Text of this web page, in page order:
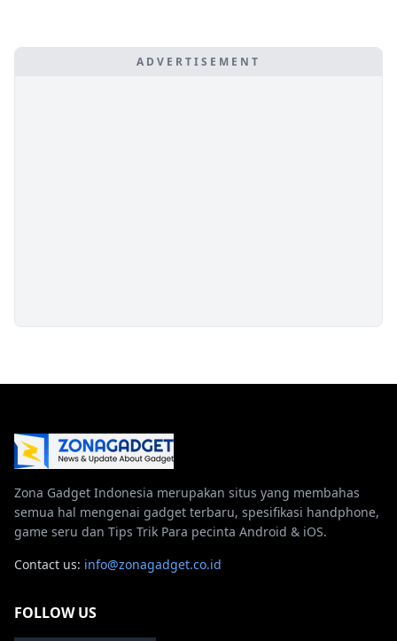
ADVERTISEMENT
Zona Gadget Indonesia merupakan situs yang membahas
semua hal mengenai gadget terbaru, spesifikasi handphone,
game seru dan Tips Trik Para pecinta Android & iOS.
Contact us: info@zonagadget.co.id
FOLLOW US